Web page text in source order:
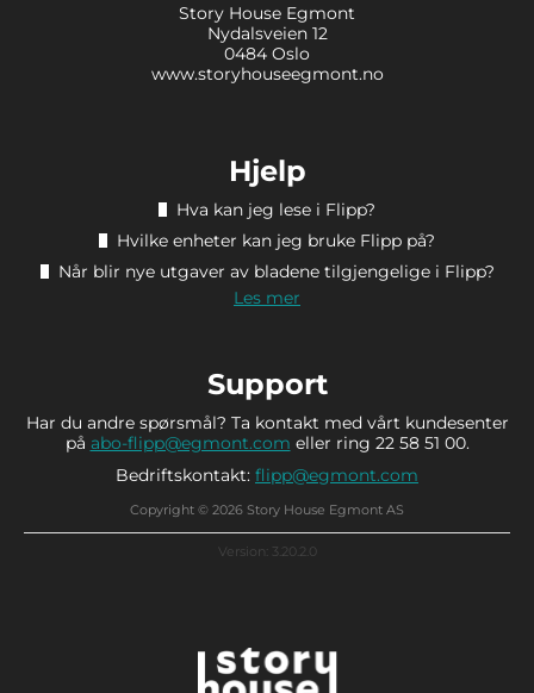
Story House Egmont
Nydalsveien 12
0484 Oslo
www.storyhouseegmont.no
Hjelp
Hva kan jeg lese i Flipp?
Hvilke enheter kan jeg bruke Flipp på?
Når blir nye utgaver av bladene tilgjengelige i Flipp?
Les mer
Support
Har du andre spørsmål? Ta kontakt med vårt kundesenter
på abo-flipp@egmont.com eller ring 22 58 51 00.
Bedriftskontakt: flipp@egmont.com
Copyright © 2026 Story House Egmont AS
Version: 3.20.2.0